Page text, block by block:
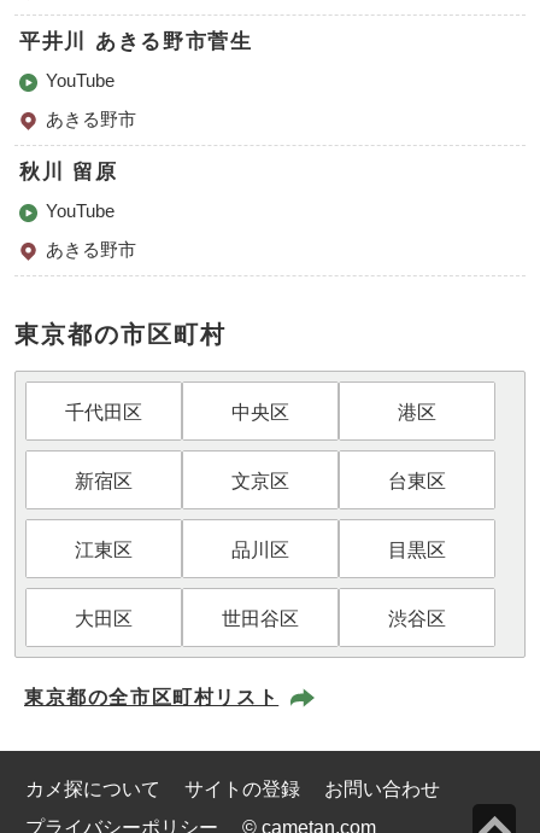
平井川 あきる野市菅生
YouTube
あきる野市
秋川 留原
YouTube
あきる野市
東京都の市区町村
千代田区 中央区 港区
新宿区 文京区 台東区
江東区 品川区 目黒区
大田区 世田谷区 渋谷区
東京都の全市区町村リスト
カメ探について サイトの登録
お問い合わせ
プライバシーポリシー
© cametan.com